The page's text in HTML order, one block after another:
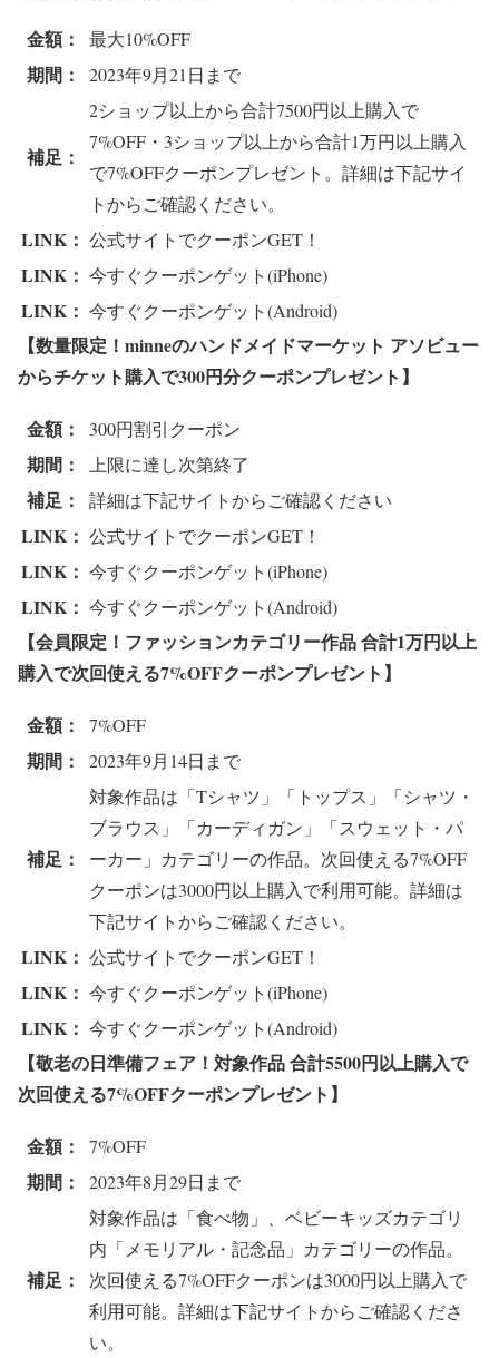
金額： 最大10%OFF
期間： 2023年9月21日まで
補足：
2ショップ以上から合計7500円以上購入で
7%OFF・3ショップ以上から合計1万円以上購入
で7%OFFクーポンプレゼント。詳細は下記サイ
トからご確認ください。
LINK： 公式サイトでクーポンGET！
LINK： 今すぐクーポンゲット(iPhone)
LINK： 今すぐクーポンゲット(Android)
【数量限定！minneのハンドメイドマーケット アソビュー
からチケット購入で300円分クーポンプレゼント 】
金額： 300円割引クーポン
期間： 上限に達し次第終了
補足： 詳細は下記サイトからご確認ください
LINK： 公式サイトでクーポンGET！
LINK： 今すぐクーポンゲット(iPhone)
LINK： 今すぐクーポンゲット(Android)
【会員限定！ファッションカテゴリー作品 合計1万円以上
購入で次回使える7%OFFクーポンプレゼント 】
金額： 7%OFF
期間： 2023年9月14日まで
補足：
対象作品は「Tシャツ」「トップス」「シャツ・
ブラウス」「カーディガン」「スウェット・パ
ーカー」カテゴリーの作品。次回使える7%OFF
クーポンは3000円以上購入で利用可能。詳細は
下記サイトからご確認ください。
LINK： 公式サイトでクーポンGET！
LINK： 今すぐクーポンゲット(iPhone)
LINK： 今すぐクーポンゲット(Android)
【敬老の日準備フェア！対象作品 合計5500円以上購入で
次回使える7%OFFクーポンプレゼント 】
金額： 7%OFF
期間： 2023年8月29日まで
補足：
対象作品は「食べ物」、ベビーキッズカテゴリ
内「メモリアル・記念品」カテゴリーの作品。
次回使える7%OFFクーポンは3000円以上購入で
利用可能。詳細は下記サイトからご確認くださ
い。